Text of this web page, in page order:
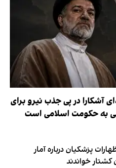
آشکارا در پی جذب نیرو برای
به حکومت اسلامی است
پزشکیان درباره آمار
کشتار خواندند